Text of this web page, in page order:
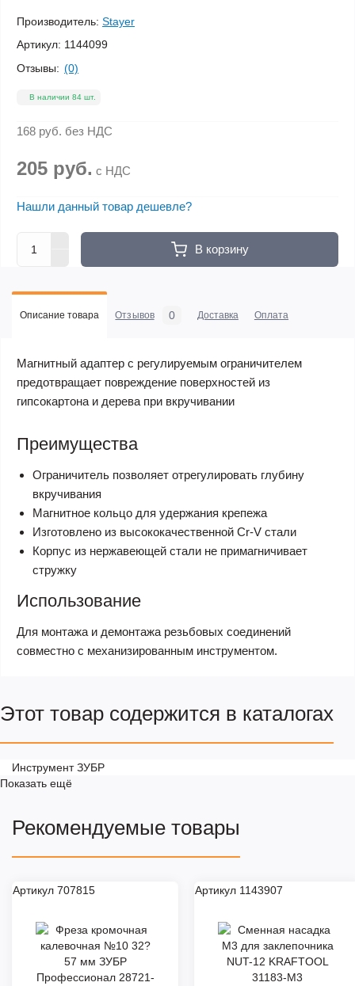
Производитель: Stayer
Артикул: 1144099
Отзывы: (0)
В наличии 84 шт.
168 руб. без НДС
205 руб. с НДС
Нашли данный товар дешевле?
В корзину
Описание товара Отзывов 0 Доставка Оплата
Магнитный адаптер с регулируемым ограничителем
предотвращает повреждение поверхностей из
гипсокартона и дерева при вкручивании
Преимущества
Ограничитель позволяет отрегулировать глубину
вкручивания
Магнитное кольцо для удержания крепежа
Изготовлено из высококачественной Cr-V стали
Корпус из нержавеющей стали не примагничивает
стружку
Использование
Для монтажа и демонтажа резьбовых соединений
совместно с механизированным инструментом.
Этот товар содержится в каталогах
Инструмент ЗУБР
Показать ещё
Рекомендуемые товары
Артикул 707815 Артикул 1143907